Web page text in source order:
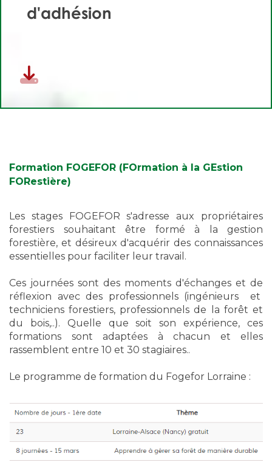
d'adhésion
Formation FOGEFOR (FOrmation à la GEstion
FORestière)
Les stages FOGEFOR s'adresse aux propriétaires
forestiers souhaitant être formé à la gestion
forestière, et désireux d'acquérir des connaissances
essentielles pour faciliter leur travail.
Ces journées sont des moments d'échanges et de
réflexion avec des professionnels (ingénieurs et
techniciens forestiers, professionnels de la forêt et
du bois,..). Quelle que soit son expérience, ces
formations sont adaptées à chacun et elles
rassemblent entre 10 et 30 stagiaires..
Le programme de formation du Fogefor Lorraine :